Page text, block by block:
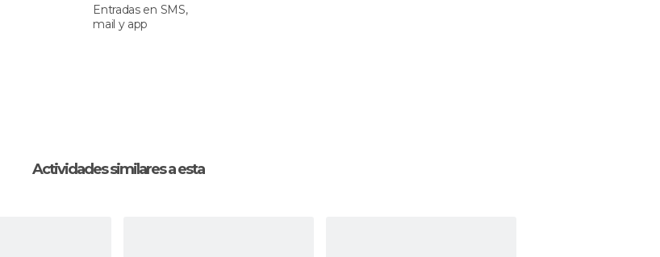
Entradas en SMS,
mail y app
Actividades similares a esta